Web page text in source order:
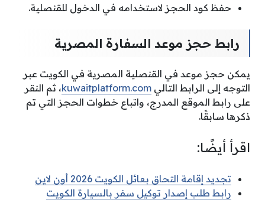
حفظ كود الحجز لاستخدامه في الدخول للقنصلية.
رابط حجز موعد السفارة المصرية
يمكن حجز موعد في القنصلية المصرية في الكويت عبر
التوجه إلى الرابط التالي kuwaitplatform.com، ثم النقر
على رابط الموقع المدرج، واتباع خطوات الحجز التي تم
ذكرها سابقًا.
اقرأ أيضًا:
تجديد إقامة التحاق بعائل الكويت 2026 أون لاين
رابط طلب إصدار توكيل سفر بالسيارة الكويت